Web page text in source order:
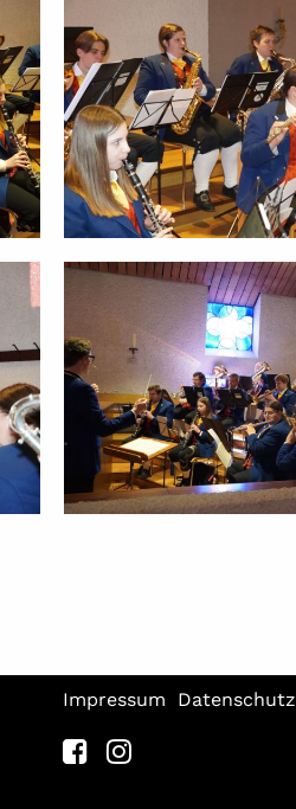
Impressum Datenschutz